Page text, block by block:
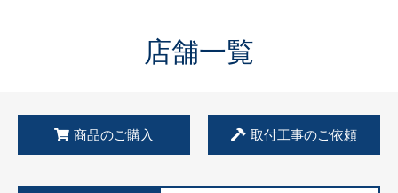
店舗一覧
商品のご購入 取付工事のご依頼